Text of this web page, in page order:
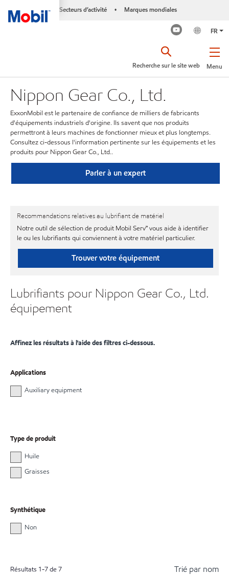
Secteurs d’activité • Marques mondiales
FR
Menu
Recherche sur le site web
Nippon Gear Co., Ltd.
ExxonMobil est le partenaire de confiance de milliers de fabricants
d'équipements industriels d'origine. Ils savent que nos produits
permettront à leurs machines de fonctionner mieux et plus longtemps.
Consultez ci-dessous l'information pertinente sur les équipements et les
produits pour Nippon Gear Co., Ltd..
Parler à un expert
Recommandations relatives au lubrifiant de matériel
Notre outil de sélection de produit Mobil Serv℠ vous aide à identifier
le ou les lubrifiants qui conviennent à votre matériel particulier.
Trouver votre équipement
Lubrifiants pour Nippon Gear Co., Ltd.
équipement
Affinez les résultats à l'aide des filtres ci-dessous.
Applications
Auxiliary equipment
Type de produit
Huile
Graisses
Synthétique
Non
Résultats 1-7de7 Trié par nom